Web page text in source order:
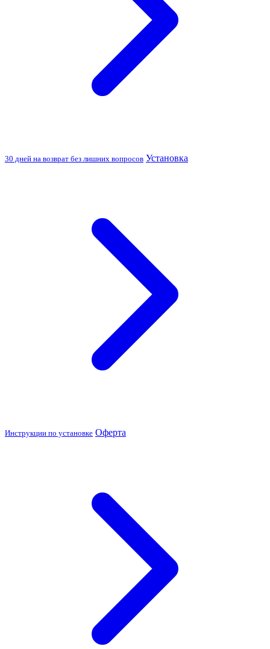
30 дней на возврат без лишних вопросов Установка
Инструкции по установке Оферта